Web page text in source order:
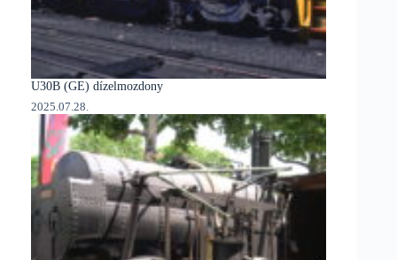
U30B (GE) dízelmozdony
2025.07.28.